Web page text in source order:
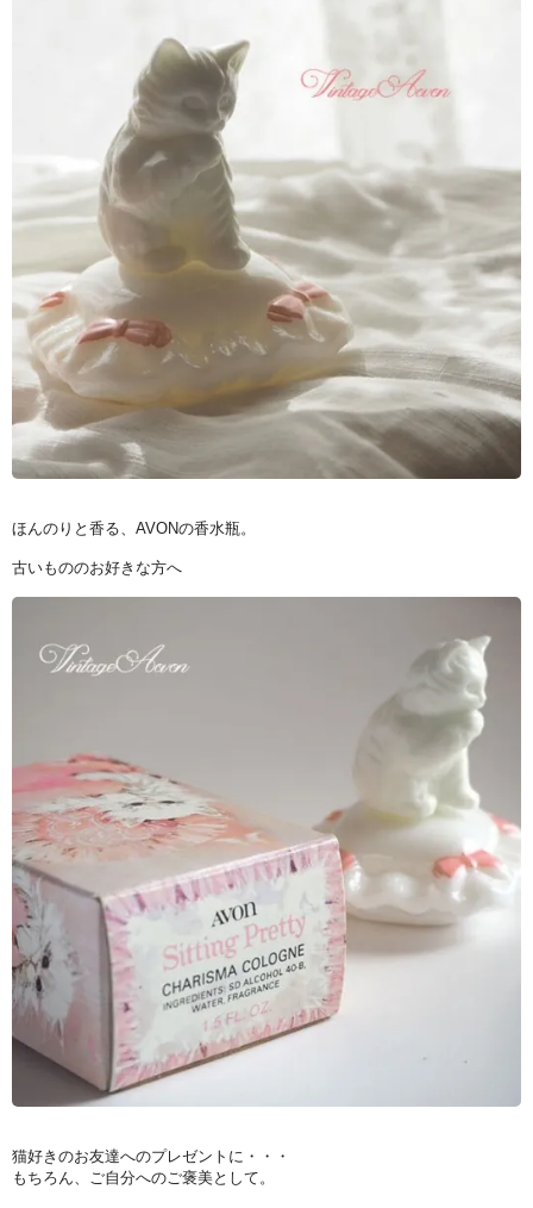
ほんのりと香る、AVONの香水瓶。
古いもののお好きな方へ
猫好きのお友達へのプレゼントに・・・
もちろん、ご自分へのご褒美として。